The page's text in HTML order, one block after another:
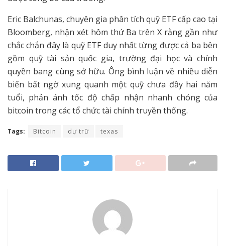
Eric Balchunas, chuyên gia phân tích quỹ ETF cấp cao tại
Bloomberg, nhận xét hôm thứ Ba trên X rằng gần như
chắc chắn đây là quỹ ETF duy nhất từng được cả ba bên
gồm quỹ tài sản quốc gia, trường đại học và chính
quyền bang cùng sở hữu. Ông bình luận về nhiều diễn
biến bất ngờ xung quanh một quỹ chưa đầy hai năm
tuổi, phản ánh tốc độ chấp nhận nhanh chóng của
bitcoin trong các tổ chức tài chính truyền thống.
Tags: Bitcoin dự trữ texas